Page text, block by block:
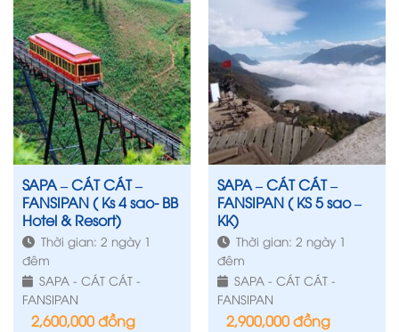
SAPA – CÁT CÁT –
FANSIPAN ( Ks 4 sao- BB
Hotel & Resort)
Thời gian: 2 ngày 1
đêm
SAPA - CÁT CÁT -
FANSIPAN
2,600,000đồng
SAPA – CÁT CÁT –
FANSIPAN ( KS 5 sao –
KK)
Thời gian: 2 ngày 1
đêm
SAPA - CÁT CÁT -
FANSIPAN
2,900,000đồng